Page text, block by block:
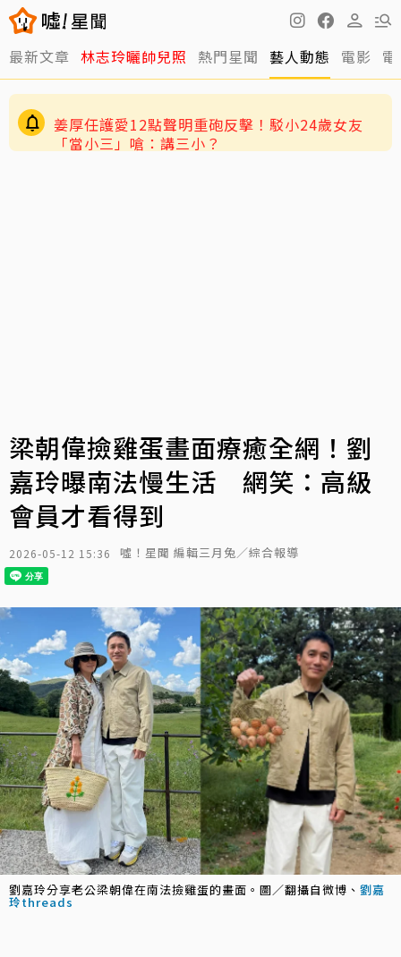
最新文章 林志玲曬帥兒照 熱門星聞 藝人動態 電影
姜厚任護愛12點聲明重砲反擊！駁小24歲女友
「當小三」嗆：講三小？
梁朝偉撿雞蛋畫面療癒全網！劉
嘉玲曝南法慢生活 網笑：高級
會員才看得到
2026-05-12 15:36 噓！星聞 編輯三月兔／綜合報導
劉嘉玲分享老公梁朝偉在南法撿雞蛋的畫面。圖／翻攝自微博、 劉嘉
玲threads